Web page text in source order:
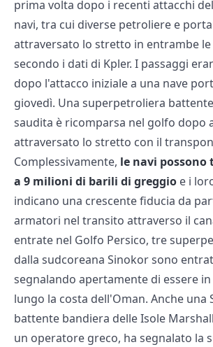
prima volta dopo i recenti attacchi
navi, tra cui diverse petroliere e
attraversato lo stretto in entrambe
secondo i dati di Kpler. I passaggi
dopo l'attacco iniziale a una nave
giovedì. Una superpetroliera
saudita è ricomparsa nel golfo dopo
attraversato lo stretto con il
Complessivamente, le navi
a 9 milioni di barili di greggio e i
indicano una crescente fiducia da
armatori nel transito attraverso il
entrate nel Golfo Persico, tre
dalla sudcoreana Sinokor sono
segnalando apertamente di essere
lungo la costa dell'Oman. Anche una
battente bandiera delle Isole
un operatore greco, ha segnalato la